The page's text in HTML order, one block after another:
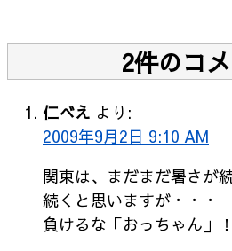
2件のコ
仁べえ より:
2009年9月2日 9:10 AM
関東は、まだまだ暑さが
続くと思いますが・・・
負けるな「おっちゃん」